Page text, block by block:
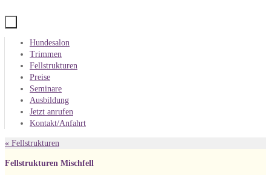
Inhalt
springen
Hundesalon
Trimmen
Fellstrukturen
Preise
Seminare
Ausbildung
Jetzt anrufen
Kontakt/Anfahrt
« Fellstrukturen
Fellstrukturen Mischfell